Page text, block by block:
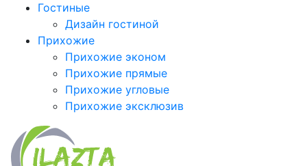
Гостиные
Дизайн гостиной
Прихожие
Прихожие эконом
Прихожие прямые
Прихожие угловые
Прихожие эксклюзив